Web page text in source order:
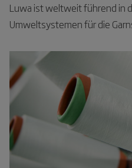
Luwa ist weltweit führend in
Umweltsystemen für die